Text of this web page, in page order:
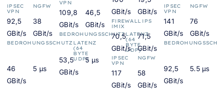
IPSEC
VPN
NGFW
92,5
GBit/s
38
GBit/s
BEDROHUNGSSCHUTZ LATENZ
(64
BYTE
UDP)
46
GBit/s
5 µs
VPN
109,8
GBit/s
46,5
GBit/s
BEDROHUNGSSCHUTZLATENZ
(64
BYTE
UDP)
53,5
GBit/s
5 µs
GBit/s
GBit/s
FIREWALL
IMIX
IPS
70,5
GBit/s
71,5
GBit/s
IPSEC
VPN
NGFW
117
GBit/s
58
GBit/s
IPSEC
VPN
NGFW
141
GBit/s
76
GBit/s
92,5
GBit/s
5.5 µs